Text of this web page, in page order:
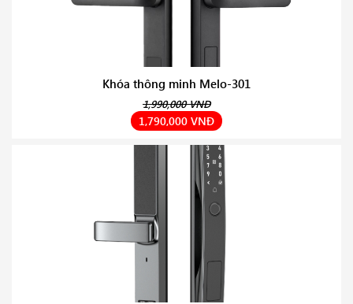
Khóa thông minh Melo-301
1,990,000 VNĐ
1,790,000 VNĐ